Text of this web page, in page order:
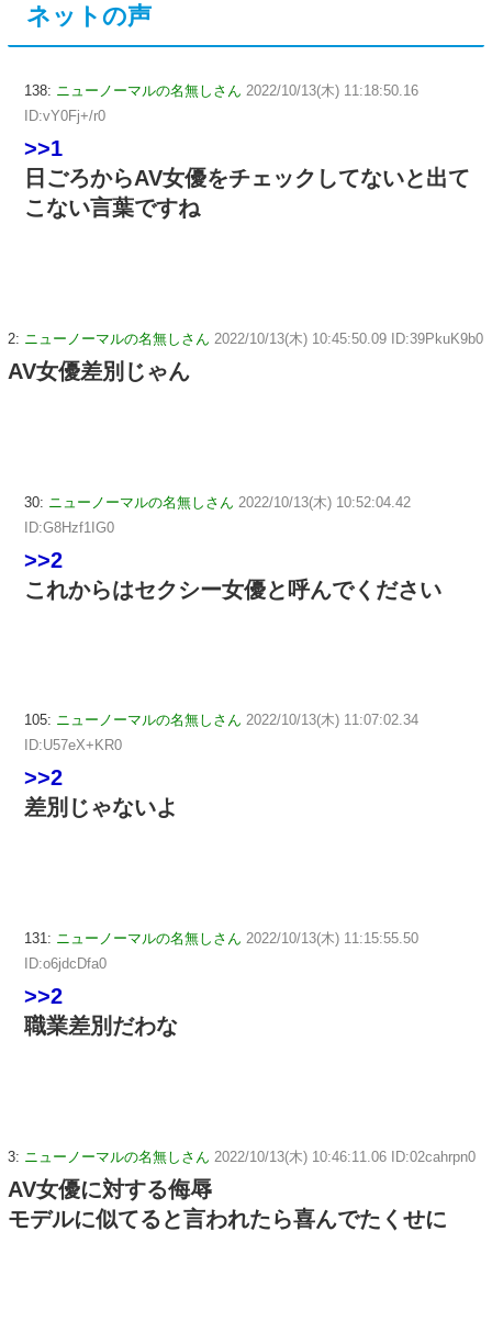
ネットの声
138: ニューノーマルの名無しさん 2022/10/13(木) 11:18:50.16
ID:vY0Fj+/r0
>>1
日ごろからAV女優をチェックしてないと出て
こない言葉ですね
2: ニューノーマルの名無しさん 2022/10/13(木) 10:45:50.09 ID:39PkuK9b0
AV女優差別じゃん
30: ニューノーマルの名無しさん 2022/10/13(木) 10:52:04.42
ID:G8Hzf1IG0
>>2
これからはセクシー女優と呼んでください
105: ニューノーマルの名無しさん 2022/10/13(木) 11:07:02.34
ID:U57eX+KR0
>>2
差別じゃないよ
131: ニューノーマルの名無しさん 2022/10/13(木) 11:15:55.50
ID:o6jdcDfa0
>>2
職業差別だわな
3: ニューノーマルの名無しさん 2022/10/13(木) 10:46:11.06 ID:02cahrpn0
AV女優に対する侮辱
モデルに似てると言われたら喜んでたくせに